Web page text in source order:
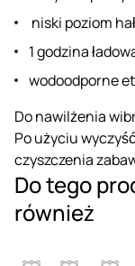
niski poziom
1 godzina
wodoodporne
Do nawilżenia
Po użyciu
czyszczenia
Do tego
również